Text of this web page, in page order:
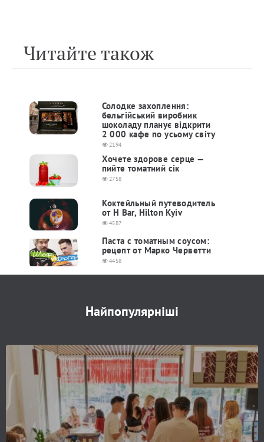
Читайте також
Солодке захоплення:
бельгійський виробник
шоколаду планує відкрити
2 000 кафе по усьому світу
2194
Хочете здорове серце —
пийте томатний сік
2758
Коктейльный путеводитель
от H Bar, Hilton Kyiv
4587
Паста с томатным соусом:
рецепт от Марко Черветти
4458
Найпопулярніші